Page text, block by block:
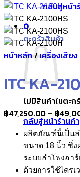
กลับสู่หน้า
0
ตะกร้าสินค้า
ไม่มีสินค้าในตะก
กลับสู่หน้าร้านค้า
หน้าหลัก/เครื่องเสียง
ITC KA-
฿47,250.00 – ฿
ผลิตภัณฑ์นี้เป็นล
ขนาด 18 นิ้ว ซึ่ง
ระบบลำโพงอาร์
ด้วยการใช้ไดร